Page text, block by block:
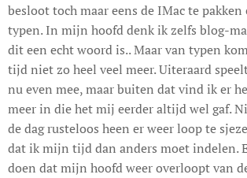
besloot toch maar eens de IMac te
typen. In mijn hoofd denk ik zelfs blog-
dit een echt woord is.. Maar van typen
tijd niet zo heel veel meer. Uiteraard
nu even mee, maar buiten dat vind ik er
meer in die het mij eerder altijd wel gaf.
de dag rusteloos heen er weer loop te
dat ik mijn tijd dan anders moet indelen.
doen dat mijn hoofd weer overloopt van